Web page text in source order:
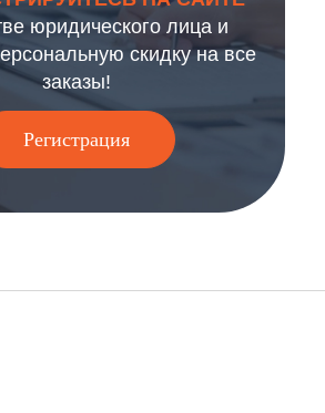
юридического лица и
скидку на все
заказы!
Регистрация